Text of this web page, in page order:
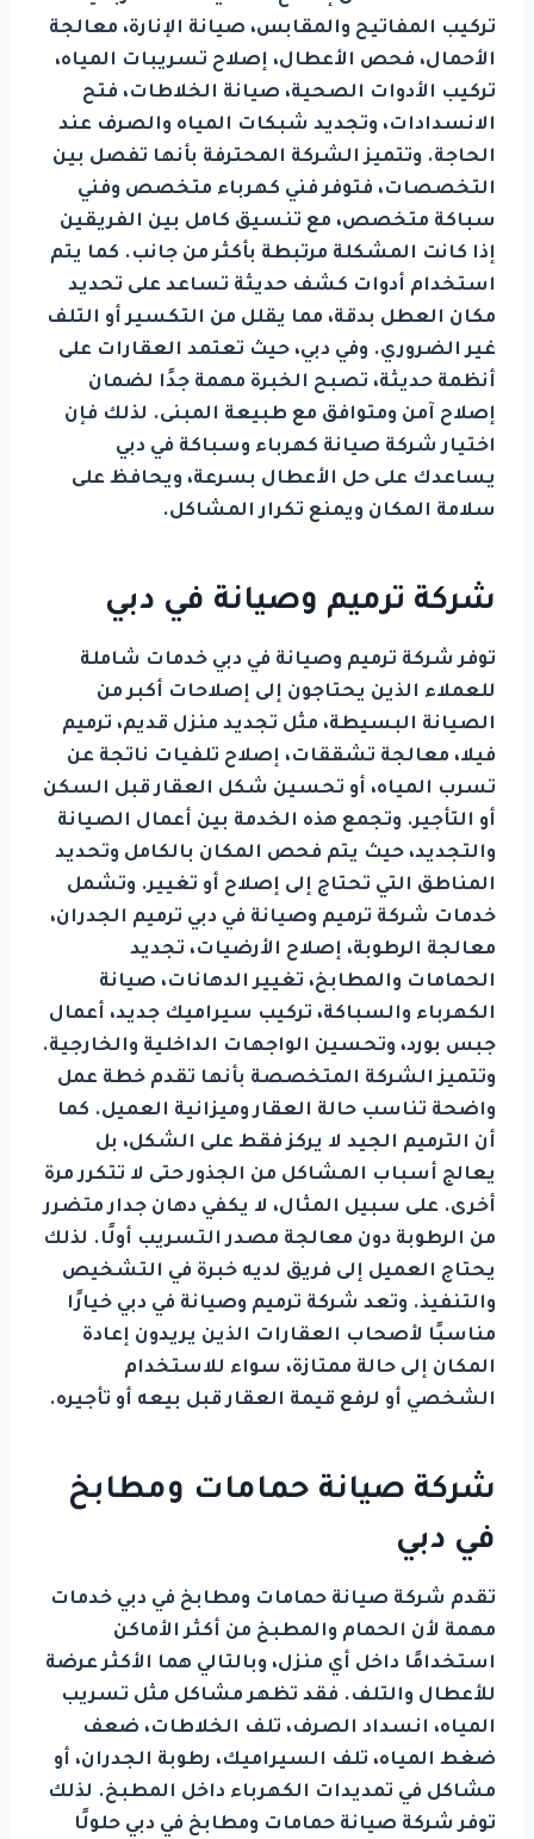
تركيب المفاتيح والمقابس، صيانة الإنارة، معالجة
الأحمال، فحص الأعطال، إصلاح تسريبات المياه،
تركيب الأدوات الصحية، صيانة الخلاطات، فتح
الانسدادات، وتجديد شبكات المياه والصرف عند
الحاجة. وتتميز الشركة المحترفة بأنها تفصل بين
التخصصات، فتوفر فني كهرباء متخصص وفني
سباكة متخصص، مع تنسيق كامل بين الفريقين
إذا كانت المشكلة مرتبطة بأكثر من جانب. كما يتم
استخدام أدوات كشف حديثة تساعد على تحديد
مكان العطل بدقة، مما يقلل من التكسير أو التلف
غير الضروري. وفي دبي، حيث تعتمد العقارات على
أنظمة حديثة، تصبح الخبرة مهمة جدًا لضمان
إصلاح آمن ومتوافق مع طبيعة المبنى. لذلك فإن
اختيار شركة صيانة كهرباء وسباكة في دبي
يساعدك على حل الأعطال بسرعة، ويحافظ على
سلامة المكان ويمنع تكرار المشاكل.
شركة ترميم وصيانة في دبي
توفر شركة ترميم وصيانة في دبي خدمات شاملة
للعملاء الذين يحتاجون إلى إصلاحات أكبر من
الصيانة البسيطة، مثل تجديد منزل قديم، ترميم
فيلا، معالجة تشققات، إصلاح تلفيات ناتجة عن
تسرب المياه، أو تحسين شكل العقار قبل السكن
أو التأجير. وتجمع هذه الخدمة بين أعمال الصيانة
والتجديد، حيث يتم فحص المكان بالكامل وتحديد
المناطق التي تحتاج إلى إصلاح أو تغيير. وتشمل
خدمات شركة ترميم وصيانة في دبي ترميم الجدران،
معالجة الرطوبة، إصلاح الأرضيات، تجديد
الحمامات والمطابخ، تغيير الدهانات، صيانة
الكهرباء والسباكة، تركيب سيراميك جديد، أعمال
جبس بورد، وتحسين الواجهات الداخلية والخارجية.
وتتميز الشركة المتخصصة بأنها تقدم خطة عمل
واضحة تناسب حالة العقار وميزانية العميل. كما
أن الترميم الجيد لا يركز فقط على الشكل، بل
يعالج أسباب المشاكل من الجذور حتى لا تتكرر مرة
أخرى. على سبيل المثال، لا يكفي دهان جدار متضرر
من الرطوبة دون معالجة مصدر التسريب أولًا. لذلك
يحتاج العميل إلى فريق لديه خبرة في التشخيص
والتنفيذ. وتعد شركة ترميم وصيانة في دبي خيارًا
مناسبًا لأصحاب العقارات الذين يريدون إعادة
المكان إلى حالة ممتازة، سواء للاستخدام
الشخصي أو لرفع قيمة العقار قبل بيعه أو تأجيره.
شركة صيانة حمامات ومطابخ
في دبي
تقدم شركة صيانة حمامات ومطابخ في دبي خدمات
مهمة لأن الحمام والمطبخ من أكثر الأماكن
استخدامًا داخل أي منزل، وبالتالي هما الأكثر عرضة
للأعطال والتلف. فقد تظهر مشاكل مثل تسريب
المياه، انسداد الصرف، تلف الخلاطات، ضعف
ضغط المياه، تلف السيراميك، رطوبة الجدران، أو
مشاكل في تمديدات الكهرباء داخل المطبخ. لذلك
توفر شركة صيانة حمامات ومطابخ في دبي حلولًا